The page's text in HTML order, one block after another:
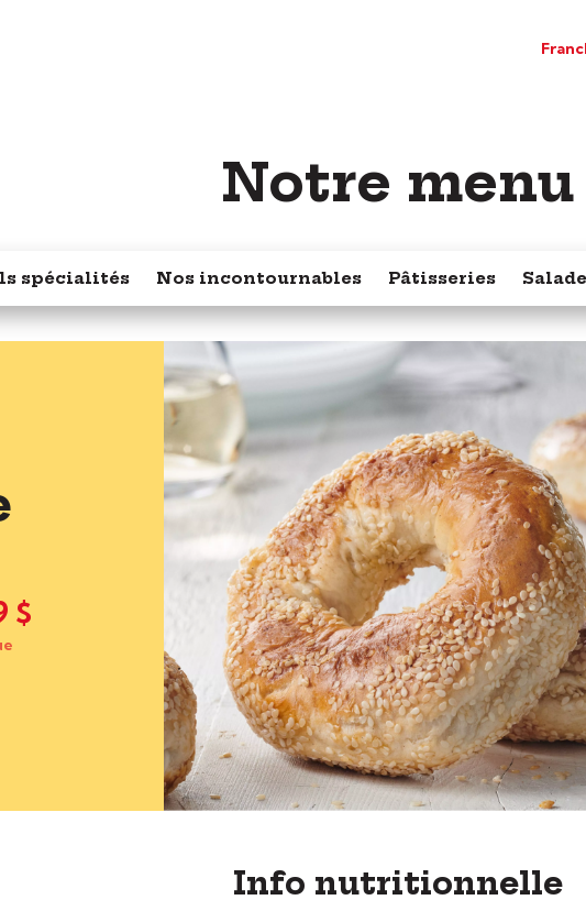
Notre menu
spécialités Nos incontournables Pâtisseries
$
Info nutritionnelle